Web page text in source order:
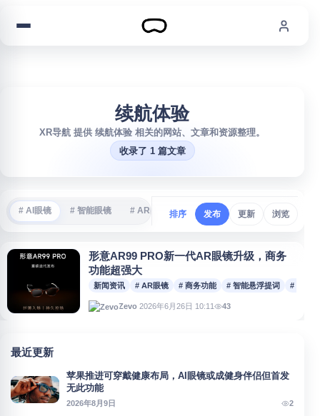
续航体验
XR导航 提供 续航体验 相关的网站、文章和资源整理。
收录了 1 篇文章
# AI眼镜 # 智能眼镜 # AR眼镜 # VR游戏 # 沉浸式体验
排序 发布 更新 浏览
形意AR99 PRO新一代AR眼镜升级，商务
功能超强大
新闻资讯 # AR眼镜 # 商务功能 # 智能悬浮提词 # 智能
Zevo 2026年6月26日 10:11 43
最近更新
苹果推进可穿戴健康布局，AI眼镜或成健身伴侣但首发
无此功能
2026年8月9日 2